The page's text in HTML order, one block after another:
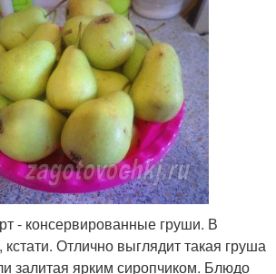
- консервированные груши. В
Отлично выглядит такая груша
залитая ярким сиропчиком. Блюдо